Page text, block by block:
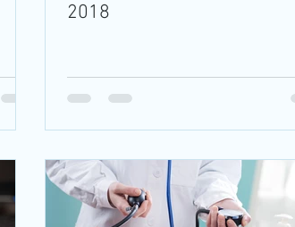
2018